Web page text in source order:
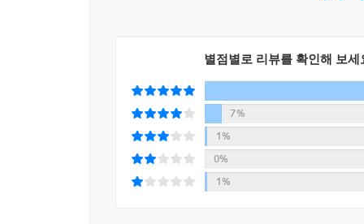
별점별로 리뷰를 확인해 보세
7%
1%
0%
1%